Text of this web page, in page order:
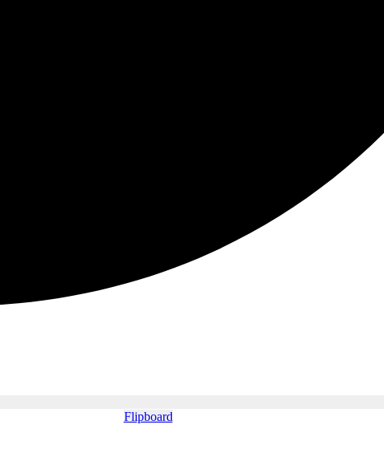
Flipboard